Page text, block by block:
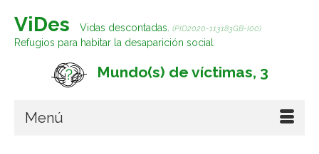
ViDes Vidas descontadas. (PID2020-113183GB-I00)
Refugios para habitar la desaparición social
Mundo(s) de víctimas, 3
Menú